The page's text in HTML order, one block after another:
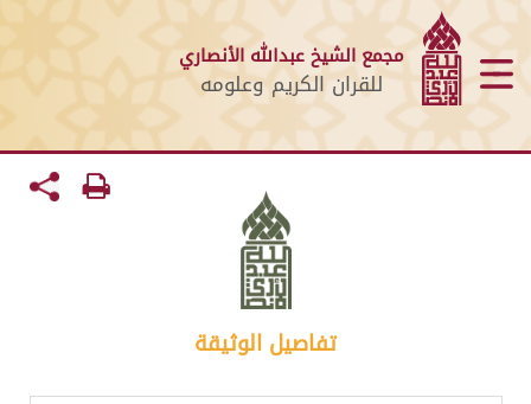
مجمع الشيخ عبدالله الأنصاري
للقران الكريم وعلومه
تفاصيل الوثيقة